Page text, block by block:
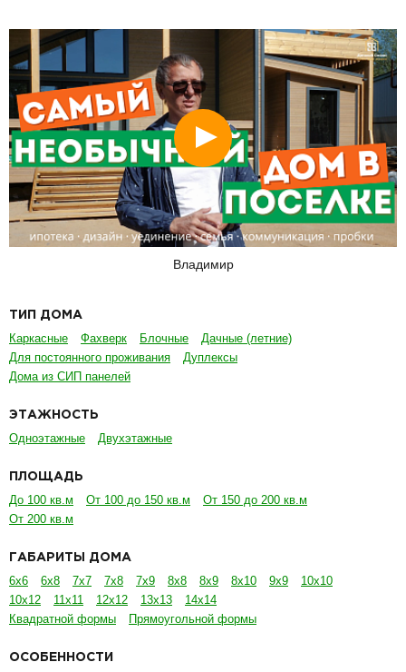
Смотреть
Владимир
ТИП ДОМА
Каркасные Фахверк Блочные
Дачные (летние)
Для постоянного проживания
Дуплексы
Дома из СИП панелей
ЭТАЖНОСТЬ
Одноэтажные Двухэтажные
ПЛОЩАДЬ
До 100 кв.м От 100 до 150 кв.м
От 150 до 200 кв.м
От 200 кв.м
ГАБАРИТЫ ДОМА
6х6 6х8 7х7 7х8 7х9 8х8 8х9 8х10 9х9
10х10
10х12
11х11 12х12 13х13
14х14
Квадратной формы
Прямоугольной формы
ОСОБЕННОСТИ